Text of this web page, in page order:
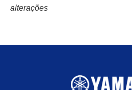
alterações